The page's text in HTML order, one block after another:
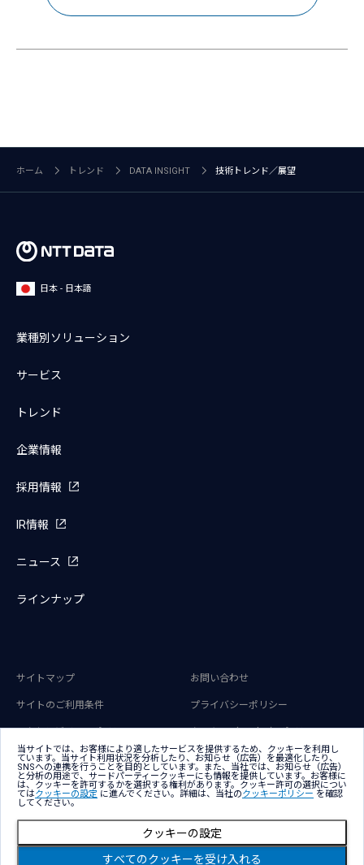
ホーム トレンド DATA INSIGHT 技術トレンド／展望
日本 - 日本語
業種別ソリューション
サービス
トレンド
企業情報
採用情報
IR情報
ニュース
ラインナップ
サイトマップ お問い合わせ
サイトのご利用条件 プライバシーポリシー
アクセシビリティポリシー クッキー（Cookie）ポリシー
クッキー（Cookie）プリファレンス
Copyright © NTT DATA Japan Corporation
当サイトでは、お客様により適したサービスを提供するため、クッキーを利用し
ています。当サイト利用状況を分析したり、お知らせ（広告）を最適化したり、
SNSへの連携を行うことを目的としています。また、当社では、お知らせ（広告）
と分析の用途で、サードパーティークッキーにも情報を提供しています。お客様に
は、クッキーを許可するかを選択する権利があります。クッキー許可の選択につい
てはクッキーの設定 に進んでください。詳細は、当社のクッキーポリシー を確認
してください。
すべてのクッキーを受け入れる
クッキーの設定